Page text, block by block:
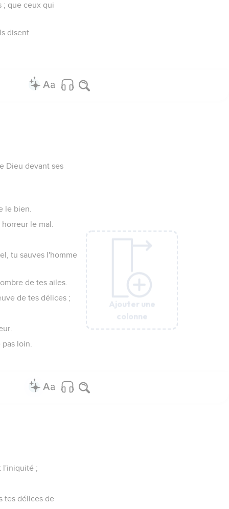
Ajouter une
colonne
; que ceux qui
disent
Ajouter une
colonne
Dieu devant ses
le bien.
le mal.
tu sauves l'homme
de tes ailes.
de tes délices ;
loin.
Ajouter une
colonne
l'iniquité ;
tes délices de
Ajouter une
colonne
Ajouter une
colonne
Ajouter une
colonne
Ajouter une
colonne
Ajouter une
colonne